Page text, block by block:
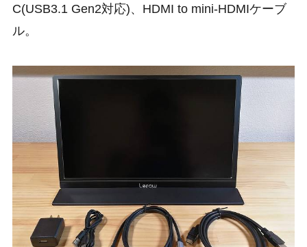
C(USB3.1 Gen2対応)、HDMI to mini-HDMIケーブ
ル。